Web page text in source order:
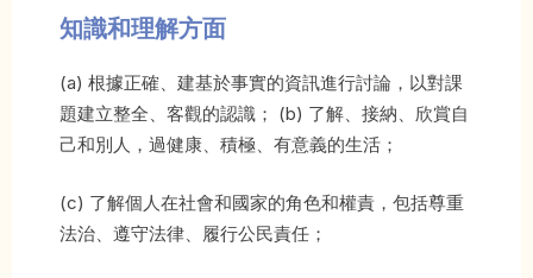
知識和理解方面
(a) 根據正確、建基於事實的資訊進行討論，以對課
題建立整全、客觀的認識； (b) 了解、接納、欣賞自
己和別人，過健康、積極、有意義的生活；
(c) 了解個人在社會和國家的角色和權責，包括尊重
法治、遵守法律、履行公民責任；